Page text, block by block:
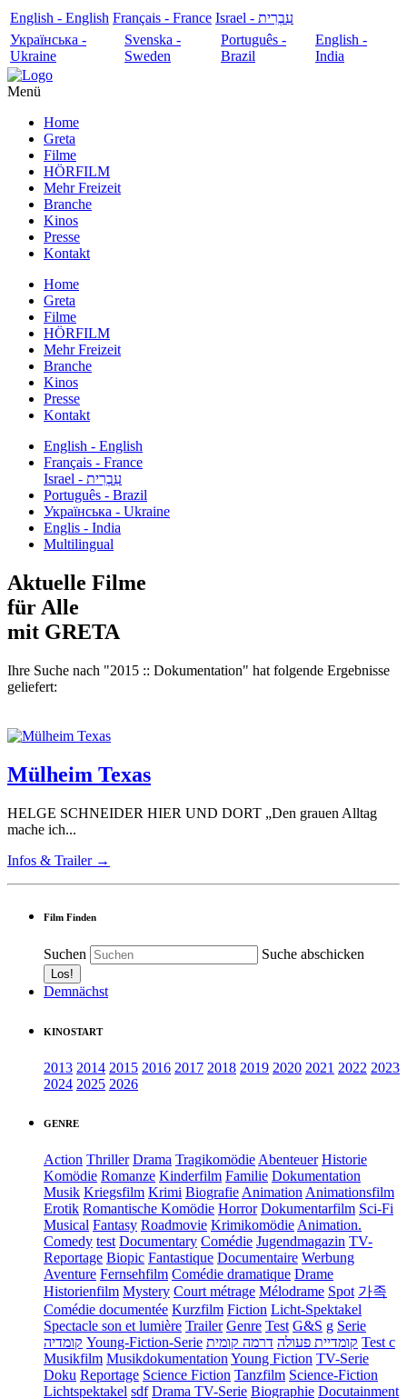
English - English Français - France
עִבְרִית - Israel
Українська -
Ukraine
Svenska -
Sweden
Português -
Brazil
English -
India
Menü
Home
Greta
Filme
HÖRFILM
Mehr Freizeit
Branche
Kinos
Presse
Kontakt
Home
Greta
Filme
HÖRFILM
Mehr Freizeit
Branche
Kinos
Presse
Kontakt
English - English
Français - France
עִבְרִית - Israel
Português - Brazil
Українська - Ukraine
Englis - India
Multilingual
Aktuelle Filme
für Alle
mit GRETA
Ihre Suche nach "2015 :: Dokumentation" hat folgende Ergebnisse
geliefert:
Mülheim Texas
HELGE SCHNEIDER HIER UND DORT „Den grauen Alltag
mache ich...
Infos & Trailer →
Film Finden
Suchen Suche abschicken
Demnächst
KINOSTART
2013 2014 2015 2016 2017 2018 2019 2020 2021 2022 2023
2024 2025 2026
GENRE
Action Thriller Drama TragikomödieAbenteuer Historie
Komödie Romanze Kinderfilm Familie Dokumentation
Musik Kriegsfilm Krimi BiografieAnimationAnimationsfilm
Erotik Romantische Komödie Horror Dokumentarfilm Sci-Fi
Musical Fantasy Roadmovie KrimikomödieAnimation.
Comedy test Documentary Comédie Jugendmagazin TV-
Reportage Biopic Fantastique Documentaire Werbung
Aventure Fernsehfilm Comédie dramatique Drame
Historienfilm Mystery Court métrage Mélodrame Spot 가족
Comédie documentée Kurzfilm Fiction Licht-Spektakel
Spectacle son et lumière Trailer Genre Test G&S g Serie
קומדיה Young-Fiction-Serie קומדיית פעולה דרמה קומית
Test c
Musikfilm MusikdokumentationYoung Fiction TV-Serie
Doku Reportage Science Fiction Tanzfilm Science-Fiction
Lichtspektakel sdf Drama TV-Serie Biographie Docutainment